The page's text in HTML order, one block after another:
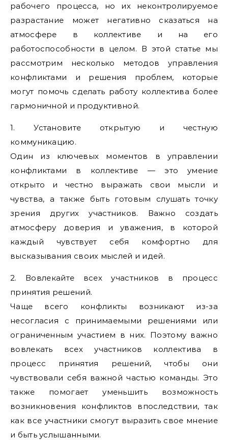
рабочего процесса, но их неконтролируемое
разрастание может негативно сказаться на
атмосфере в коллективе и на его
работоспособности в целом. В этой статье мы
рассмотрим несколько методов управления
конфликтами и решения проблем, которые
могут помочь сделать работу коллектива более
гармоничной и продуктивной.
1. Установите открытую и честную
коммуникацию.
Один из ключевых моментов в управлении
конфликтами в коллективе — это умение
открыто и честно выражать свои мысли и
чувства, а также быть готовым слушать точку
зрения других участников. Важно создать
атмосферу доверия и уважения, в которой
каждый чувствует себя комфортно для
высказывания своих мыслей и идей.
2. Вовлекайте всех участников в процесс
принятия решений.
Чаще всего конфликты возникают из-за
несогласия с принимаемыми решениями или
ограниченным участием в них. Поэтому важно
вовлекать всех участников коллектива в
процесс принятия решений, чтобы они
чувствовали себя важной частью команды. Это
также помогает уменьшить возможность
возникновения конфликтов впоследствии, так
как все участники смогут выразить свое мнение
и быть услышанными.